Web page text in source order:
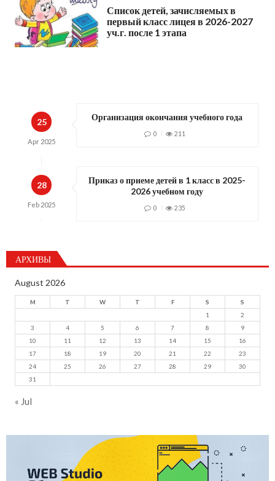
Список детей, зачисляемых в
первый класс лицея в 2026-2027
уч.г. после 1 этапа
25
Apr 2025
Организация окончания учебного года
0 211
28
Feb 2025
Приказ о приеме детей в 1 класс в 2025-
2026 учебном году
0 235
АРХИВЫ
August 2026
M T W T F S
S
1
2
3
4 5 6 7 8
9
10
11 12 13 14 15
16
17
18 19 20 21 22
23
24
25 26 27 28 29
30
31
« Jul